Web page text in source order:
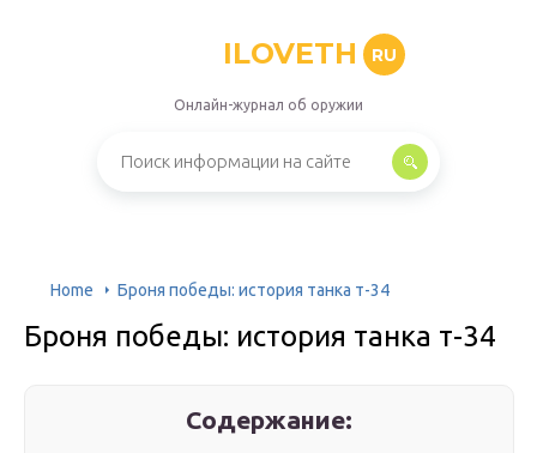
ILOVETH RU
Онлайн-журнал об оружии
Home Броня победы: история танка т-34
Броня победы: история танка т-34
Содержание: